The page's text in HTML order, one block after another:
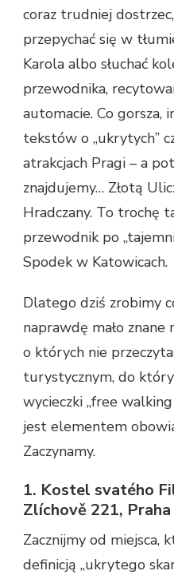
coraz trudniej
przepychać się w
Karola albo słuchać
przewodnika,
automacie. Co gorsza,
tekstów o „ukrytych”
atrakcjach Pragi – a
znajdujemy… Złotą
Hradczany. To trochę
przewodnik po
Spodek w Katowicach.
Dlatego dziś zrobimy
naprawdę mało znane
o których nie
turystycznym, do
wycieczki „free
jest elementem
Zaczynamy.
1. Kostel svatého
Zlíchově 221,
Zacznijmy od miejsca,
definicją „ukrytego